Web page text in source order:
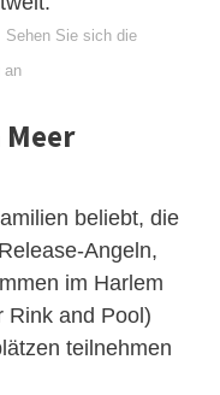
Sehen Sie sich die
an
beliebt, die
Angeln,
im Harlem
Rink and Pool)
teilnehmen